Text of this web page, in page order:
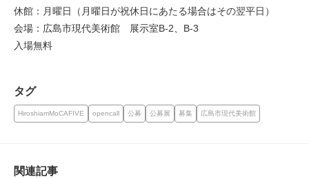
休館：月曜日（月曜日が祝休日にあたる場合はその翌平日）
会場：広島市現代美術館 展示室B-2、B-3
入場無料
タグ
HiroshiamMoCAFIVE opencall 公募 公募展 募集 広島市現代美術館
関連記事